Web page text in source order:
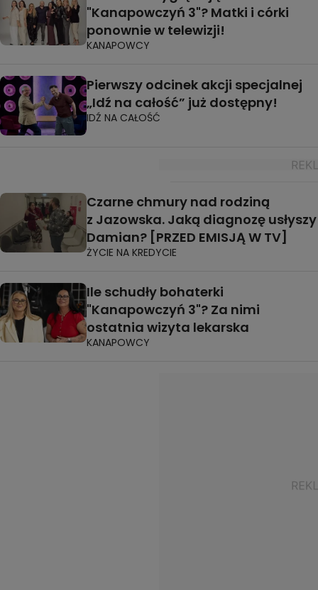
"Kanapowczyń 3"? Matki i córki
ponownie w telewizji!
KANAPOWCY
Pierwszy odcinek akcji specjalnej
„Idź na całość” już dostępny!
IDŹ NA CAŁOŚĆ
Czarne chmury nad rodziną
z Jazowska. Jaką diagnozę usłyszy
Damian? [PRZED EMISJĄ W TV]
ŻYCIE NA KREDYCIE
Ile schudły bohaterki
"Kanapowczyń 3"? Za nimi
ostatnia wizyta lekarska
KANAPOWCY